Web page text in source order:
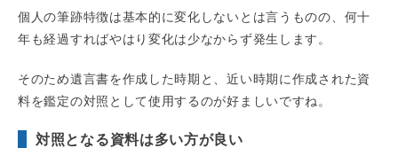
個人の筆跡特徴は基本的に変化しないとは言うものの、何十
年も経過すればやはり変化は少なからず発生します。
そのため遺言書を作成した時期と、近い時期に作成された資
料を鑑定の対照として使用するのが好ましいですね。
対照となる資料は多い方が良い